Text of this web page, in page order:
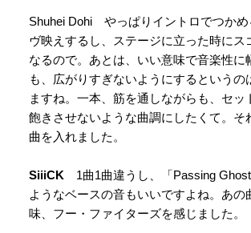
Shuhei Dohi やっぱりイントロでつかめ
ヴ映えするし、ステージに立った時にス
なるので。あとは、いい意味で音楽性に
も、広がりすぎないようにするというの
ますね。一本、筋を通しながらも、セッ
飽きさせないような曲調にしたくて。そ
曲を入れました。
SiiiCK 1曲1曲違うし、「Passing
ようなベースの音もいいですよね。あの
味、フー・ファイターズを感じました。